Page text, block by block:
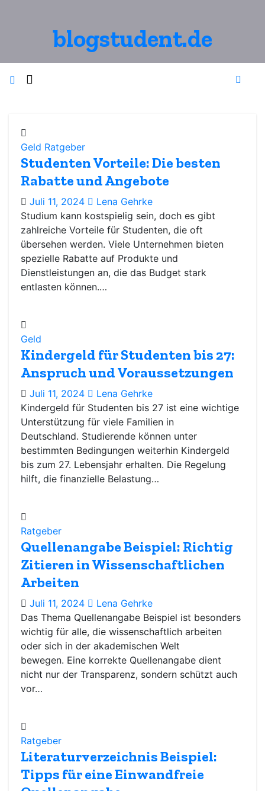
blogstudent.de
Geld Ratgeber
Studenten Vorteile: Die besten
Rabatte und Angebote
Juli 11, 2024
Lena Gehrke
Studium kann kostspielig sein, doch es gibt
zahlreiche Vorteile für Studenten, die oft
übersehen werden. Viele Unternehmen bieten
spezielle Rabatte auf Produkte und
Dienstleistungen an, die das Budget stark
entlasten können.…
Geld
Kindergeld für Studenten bis 27:
Anspruch und Voraussetzungen
Juli 11, 2024
Lena Gehrke
Kindergeld für Studenten bis 27 ist eine wichtige
Unterstützung für viele Familien in
Deutschland. Studierende können unter
bestimmten Bedingungen weiterhin Kindergeld
bis zum 27. Lebensjahr erhalten. Die Regelung
hilft, die finanzielle Belastung…
Ratgeber
Quellenangabe Beispiel: Richtig
Zitieren in Wissenschaftlichen
Arbeiten
Juli 11, 2024
Lena Gehrke
Das Thema Quellenangabe Beispiel ist besonders
wichtig für alle, die wissenschaftlich arbeiten
oder sich in der akademischen Welt
bewegen. Eine korrekte Quellenangabe dient
nicht nur der Transparenz, sondern schützt auch
vor…
Ratgeber
Literaturverzeichnis Beispiel:
Tipps für eine Einwandfreie